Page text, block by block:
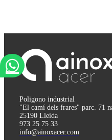
Poligono industrial
"El camí dels frares" parc. 71
25190 Lleida
973 25 75 33
info@ainoxacer.com